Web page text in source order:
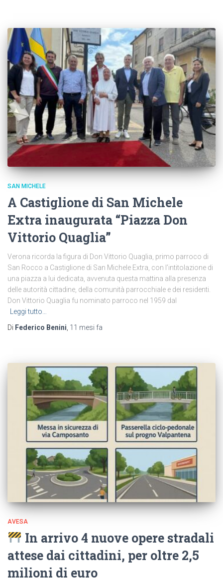
SAN MICHELE
A Castiglione di San Michele
Extra inaugurata “Piazza Don
Vittorio Quaglia”
Verona ricorda la figura di Don Vittorio Quaglia, primo parroco di
San Rocco a Castiglione di San Michele Extra, con l’intitolazione di
una piazza a lui dedicata, avvenuta questa mattina alla presenza
delle autorità cittadine, della comunità parrocchiale e dei residenti.
Don Vittorio Quaglia fu nominato parroco nel 1959 dal
Leggi tutto…
Di Federico Benini, 11 mesi fa
AVESA
In arrivo 4 nuove opere stradali
attese dai cittadini, per oltre 2,5
milioni di euro